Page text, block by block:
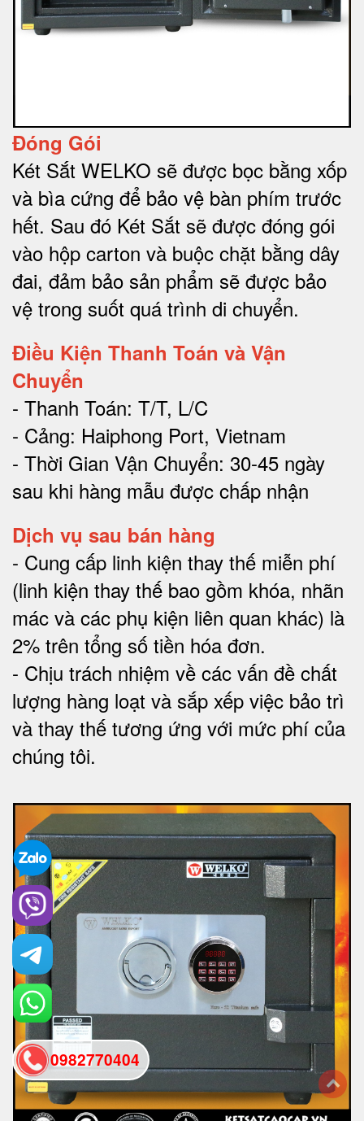
Đóng Gói
Két Sắt WELKO sẽ được bọc bằng xốp
và bìa cứng để bảo vệ bàn phím trước
hết. Sau đó Két Sắt sẽ được đóng gói
vào hộp carton và buộc chặt bằng dây
đai, đảm bảo sản phẩm sẽ được bảo
vệ trong suốt quá trình di chuyển.
Điều Kiện Thanh Toán và Vận
Chuyển
- Thanh Toán: T/T, L/C
- Cảng: Haiphong Port, Vietnam
- Thời Gian Vận Chuyển: 30-45 ngày
sau khi hàng mẫu được chấp nhận
Dịch vụ sau bán hàng
- Cung cấp linh kiện thay thế miễn phí
(linh kiện thay thế bao gồm khóa, nhãn
mác và các phụ kiện liên quan khác) là
2% trên tổng số tiền hóa đơn.
- Chịu trách nhiệm về các vấn đề chất
lượng hàng loạt và sắp xếp việc bảo trì
và thay thế tương ứng với mức phí của
chúng tôi.
0982770404
back